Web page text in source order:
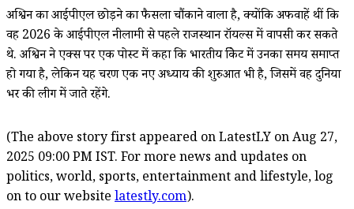
अश्विन का आईपीएल छोड़ने का फैसला चौंकाने वाला है, क्योंकि अफवाहें थीं कि
वह 2026 के आईपीएल नीलामी से पहले राजस्थान रॉयल्स में वापसी कर सकते
थे. अश्विन ने एक्स पर एक पोस्ट में कहा कि भारतीय क्रिकेट में उनका समय समाप्त
हो गया है, लेकिन यह चरण एक नए अध्याय की शुरुआत भी है, जिसमें वह दुनिया
भर की लीग में जाते रहेंगे.
(The above story first appeared on LatestLY on Aug 27,
2025 09:00 PM IST. For more news and updates on
politics, world, sports, entertainment and lifestyle, log
on to our website latestly.com).